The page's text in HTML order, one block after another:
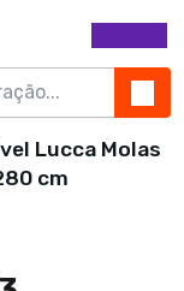
Lucca Molas
cm